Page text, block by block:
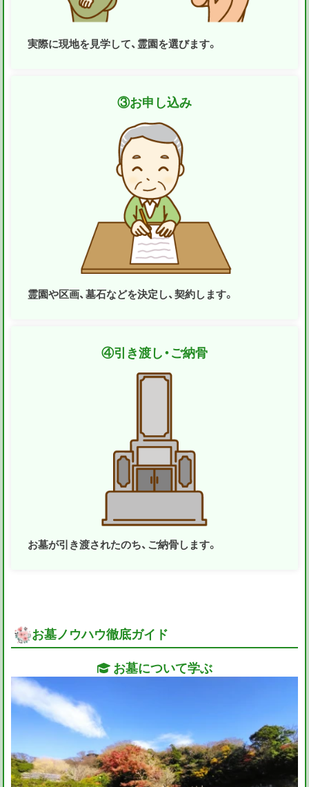
実際に現地を見学して、霊園を選びます。
③お申し込み
霊園や区画、墓石などを決定し、契約します。
④引き渡し・ご納骨
お墓が引き渡されたのち、ご納骨します。
お墓ノウハウ徹底ガイド
お墓について学ぶ